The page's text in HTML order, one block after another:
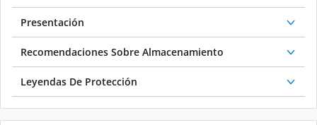
Presentación
Recomendaciones Sobre Almacenamiento
Leyendas De Protección